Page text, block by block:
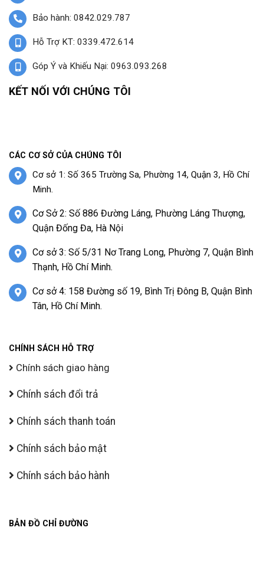
Bảo hành: 0842.029.787
Hỗ Trợ KT: 0339.472.614
Góp Ý và Khiếu Nại: 0963.093.268
KẾT NỐI VỚI CHÚNG TÔI
CÁC CƠ SỞ CỦA CHÚNG TÔI
Cơ sở 1: Số 365 Trường Sa, Phường 14, Quận 3, Hồ Chí
Minh.
Cơ Sở 2: Số 886 Đường Láng, Phường Láng Thượng,
Quận Đống Đa, Hà Nội
Cơ sở 3: Số 5/31 Nơ Trang Long, Phường 7, Quận Bình
Thạnh, Hồ Chí Minh.
Cơ sở 4: 158 Đường số 19, Bình Trị Đông B, Quận Bình
Tân, Hồ Chí Minh.
CHÍNH SÁCH HỖ TRỢ
Chính sách giao hàng
Chính sách đổi trả
Chính sách thanh toán
Chính sách bảo mật
Chính sách bảo hành
BẢN ĐỒ CHỈ ĐƯỜNG